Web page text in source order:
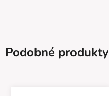
Podobné produkty